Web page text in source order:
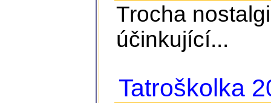
Trocha
účinkující...
Tatroškolka